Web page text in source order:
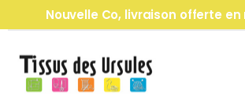
Nouvelle Co, livraison offerte